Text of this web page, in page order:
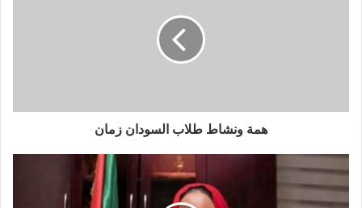
همة ونشاط طلاب السودان زمان